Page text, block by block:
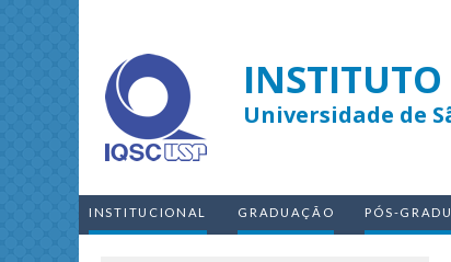
Universidade de
INSTITUCIONAL GRADUAÇÃO PÓS-